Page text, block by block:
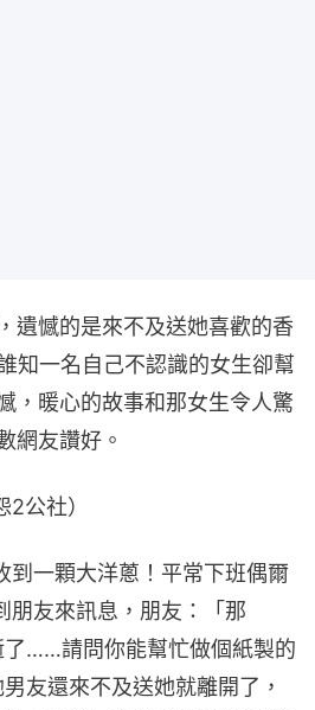
遺憾的是來不及送她喜歡的香
知一名自己不認識的女生卻幫
，暖心的故事和那女生令人驚
網友讚好。
公社）
到一顆大洋蔥！平常下班偶爾
朋友來訊息，朋友：「那
……請問你能幫忙做個紙製的
友還來不及送她就離開了，